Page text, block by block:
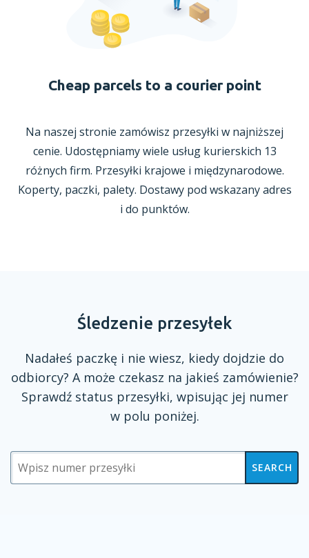
Cheap parcels to a courier point
Na naszej stronie zamówisz przesyłki w najniższej
cenie. Udostępniamy wiele usług kurierskich 13
różnych firm. Przesyłki krajowe i międzynarodowe.
Koperty, paczki, palety. Dostawy pod wskazany adres
i do punktów.
Śledzenie przesyłek
Nadałeś paczkę i nie wiesz, kiedy dojdzie do
odbiorcy? A może czekasz na jakieś zamówienie?
Sprawdź status przesyłki, wpisując jej numer
w polu poniżej.
SEARCH